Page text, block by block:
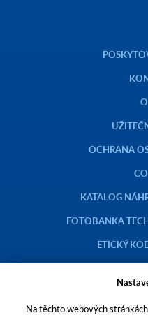
OCHRANA
KATALOG
FOTOBANKA
ETICKÝ
Na těchto webových